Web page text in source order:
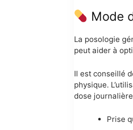
Mode
La posologie
peut aider à
Il est conseillé
physique.
dose
Prise